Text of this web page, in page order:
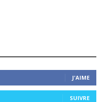
J'AIME
SUIVRE